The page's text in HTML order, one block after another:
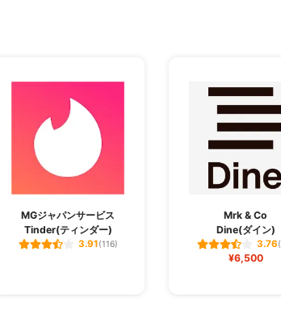
MGジャパンサービス
Tinder(ティンダー)
3.91(116)
Mrk & Co
Dine(ダイン)
3.76
¥6,500